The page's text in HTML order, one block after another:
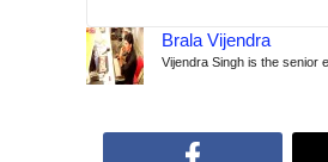
Brala Vijendra
Vijendra Singh is the senior